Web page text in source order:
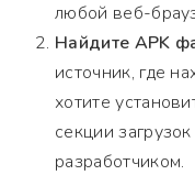
любой веб-
Найдите APK
источник, где
хотите
секции
разработчиком.